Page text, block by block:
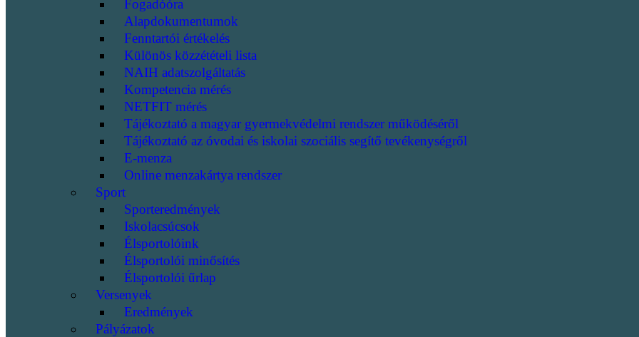
Fogadóóra
Alapdokumentumok
Fenntartói értékelés
Különös közzétételi lista
NAIH adatszolgáltatás
Kompetencia mérés
NETFIT mérés
Tájékoztató a magyar gyermekvédelmi rendszer működéséről
Tájékoztató az óvodai és iskolai szociális segítő tevékenységről
E-menza
Online menzakártya rendszer
Sport
Sporteredmények
Iskolacsúcsok
Élsportolóink
Élsportolói minősítés
Élsportolói űrlap
Versenyek
Eredmények
Pályázatok